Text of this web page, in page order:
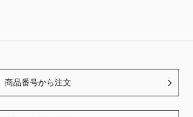
商品番号から注文